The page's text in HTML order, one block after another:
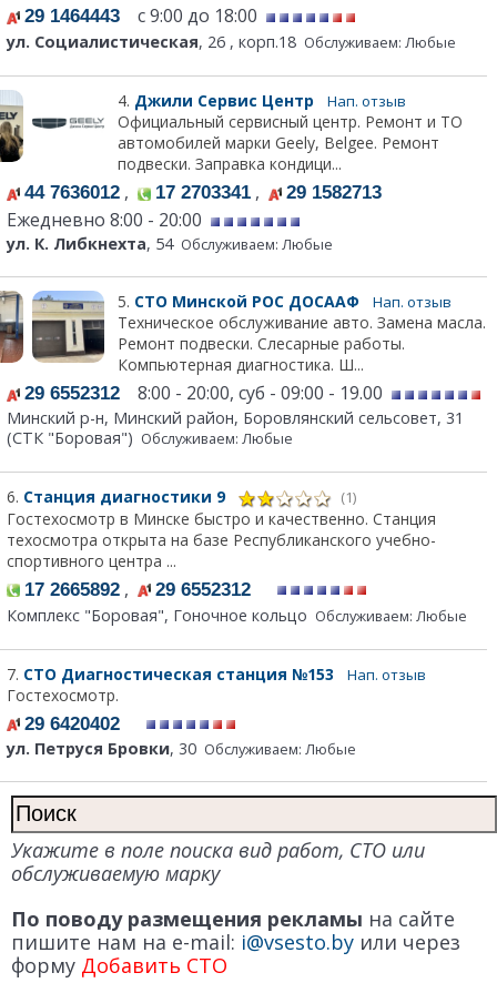
29 1464443 с 9:00 до 18:00
ул. Социалистическая, 26 , корп.18 Обслуживаем: Любые
4. Джили Сервис Центр Нап. отзыв
Официальный сервисный центр. Ремонт и ТО
автомобилей марки Geely, Belgee. Ремонт
подвески. Заправка кондици...
44 7636012 , 17 2703341 , 29 1582713
Ежедневно 8:00 - 20:00
ул. К. Либкнехта, 54 Обслуживаем: Любые
5. СТО Минской РОС ДОСААФ Нап. отзыв
Техническое обслуживание авто. Замена масла.
Ремонт подвески. Слесарные работы.
Компьютерная диагностика. Ш...
29 6552312 8:00 - 20:00, суб - 09:00 - 19.00
Минский р-н, Минский район, Боровлянский сельсовет, 31
(СТК "Боровая") Обслуживаем: Любые
6. Станция диагностики 9 (1)
Гостехосмотр в Минске быстро и качественно. Станция
техосмотра открыта на базе Республиканского учебно-
спортивного центра ...
17 2665892 ,
29 6552312
Комплекс "Боровая", Гоночное кольцо Обслуживаем: Любые
7. СТО Диагностическая станция №153 Нап. отзыв
Гостехосмотр.
29 6420402
ул. Петруся Бровки, 30 Обслуживаем: Любые
Укажите в поле поиска вид работ, СТО или
обслуживаемую марку
По поводу размещения рекламы на сайте
пишите нам на e-mail: i@vsesto.by или через
форму Добавить СТО